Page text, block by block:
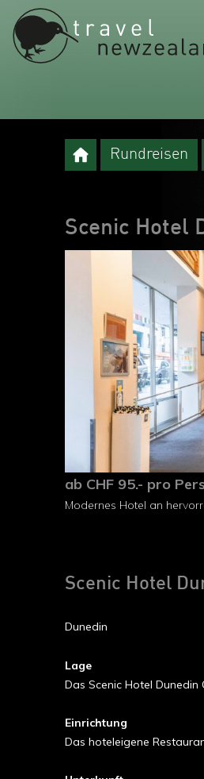
Rundreisen
Scenic Hotel
ab CHF 95.- pro
Modernes Hotel an
Scenic Hotel
Dunedin
Lage
Das Scenic Hotel
Einrichtung
Das hoteleigene